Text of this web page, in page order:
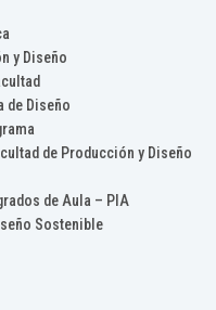
y Diseño
de Diseño
de Producción y Diseño
de Aula – PIA
Sostenible